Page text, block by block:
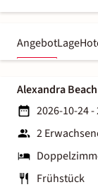
AngebotLage
Alexandra
2026-10-24
2
Frühstück